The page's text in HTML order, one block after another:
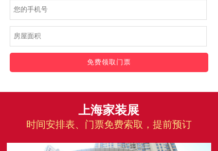
免费领取门票
上海家装展
时间安排表、门票免费索取，提前预订